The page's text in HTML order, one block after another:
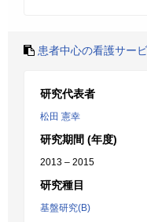
患者中心の看護サー
研究代表者
松田 憲幸
研究期間 (年度)
2013 – 2015
研究種目
基盤研究(B)